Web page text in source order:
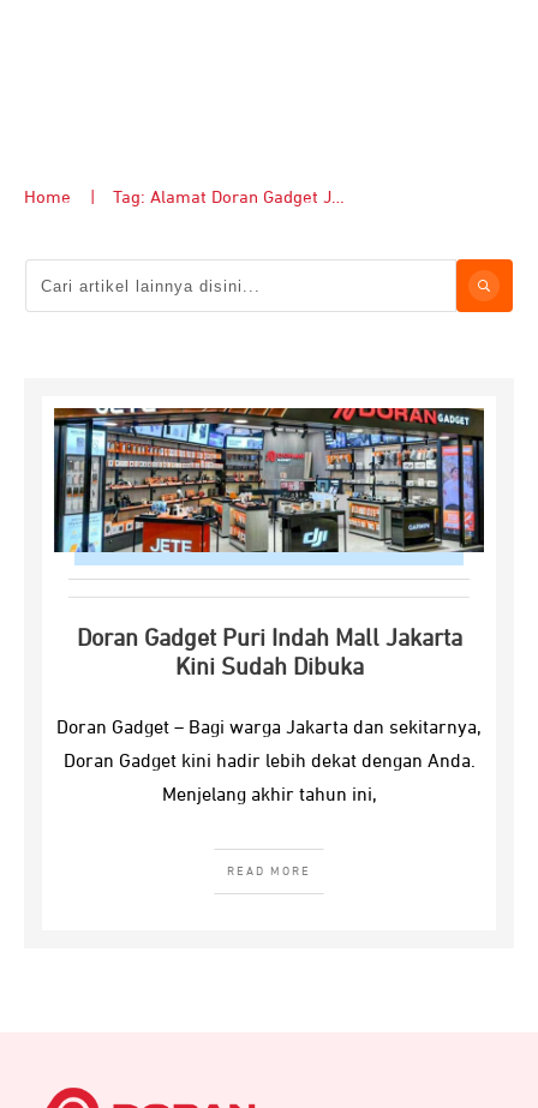
Home Tag: Alamat Doran Gadget Jakarta
Doran Gadget Puri Indah Mall Jakarta
Kini Sudah Dibuka
Doran Gadget – Bagi warga Jakarta dan sekitarnya,
Doran Gadget kini hadir lebih dekat dengan Anda.
Menjelang akhir tahun ini,
READ MORE